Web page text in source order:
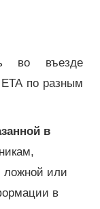
во въезде
по разным
в
ложной или
в